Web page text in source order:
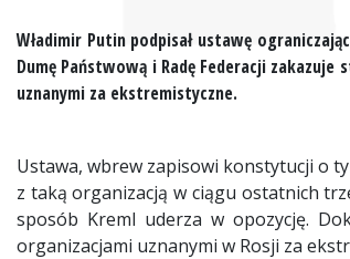
Władimir Putin podpisał ustawę
Dumę Państwową i Radę Federacji
uznanymi za ekstremistyczne.
Ustawa, wbrew zapisowi konstytucji o
z taką organizacją w ciągu ostatnich
sposób Kreml uderza w opozycję.
organizacjami uznanymi w Rosji za